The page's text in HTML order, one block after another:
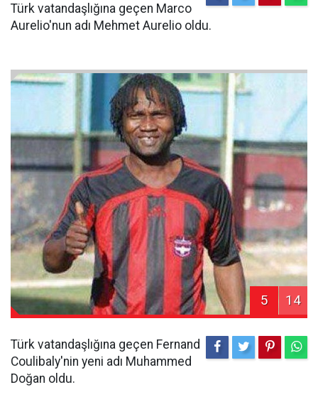
Türk vatandaşlığına geçen Marco
Aurelio'nun adı Mehmet Aurelio oldu.
5 14
Türk vatandaşlığına geçen Fernand
Coulibaly'nin yeni adı Muhammed
Doğan oldu.